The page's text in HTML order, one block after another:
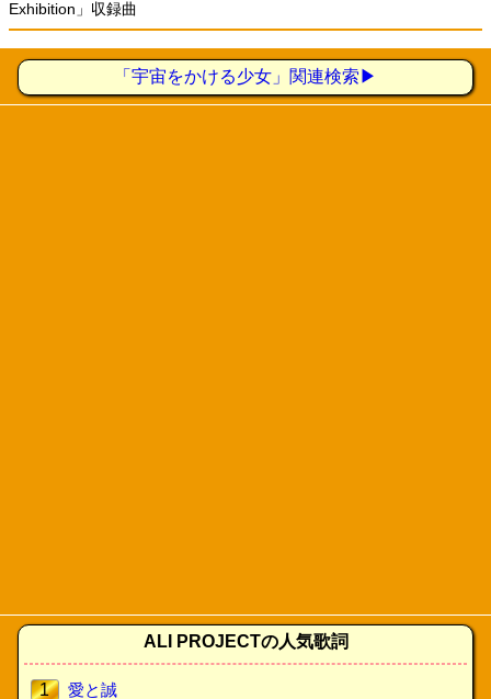
Exhibition」収録曲
「宇宙をかける少女」関連検索▶
ALI PROJECTの人気歌詞
1
愛と誠